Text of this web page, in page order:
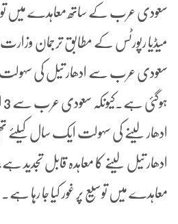
سعودی عرب کے ساتھ معاہدے میں توسیع
میڈیا رپورٹس کے مطابق ترجمان وزارت
ادھار لینے کی سہولت ایک سال کیلئے
ادھار تیل لینے کا معاہدہ قابل
معاہدے میں توسیع پر غور کیا جا رہا ہے۔